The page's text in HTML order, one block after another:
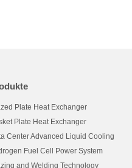
Plate Heat Exchanger
Plate Heat Exchanger
Center Advanced Liquid Cooling
Fuel Cell Power System
and Welding Technology